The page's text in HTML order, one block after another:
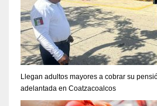
Llegan adultos mayores a cobrar su
adelantada en Coatzacoalcos